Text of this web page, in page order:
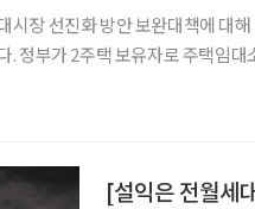
시장 선진화 방안 보완대책에 대
. 정부가 2주택 보유자로 주택임
[설익은 전월세